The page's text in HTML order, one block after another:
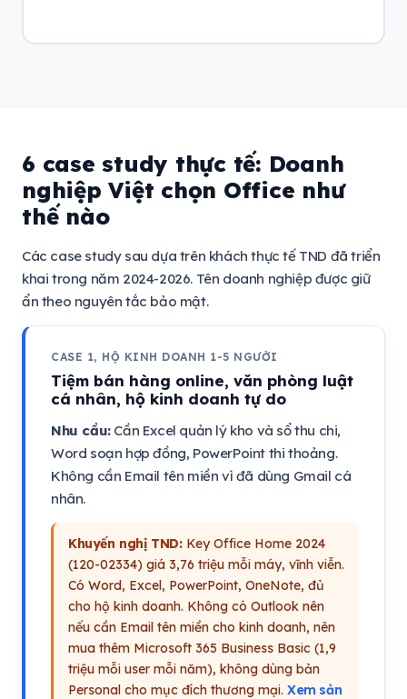
6 case study thực tế: Doanh
nghiệp Việt chọn Office như
thế nào
Các case study sau dựa trên khách thực tế TND đã triển
khai trong năm 2024-2026. Tên doanh nghiệp được giữ
ẩn theo nguyên tắc bảo mật.
CASE 1, HỘ KINH DOANH 1-5 NGƯỜI
Tiệm bán hàng online, văn phòng luật
cá nhân, hộ kinh doanh tự do
Nhu cầu:Cần Excel quản lý kho và sổ thu chi,
Word soạn hợp đồng, PowerPoint thi thoảng.
Không cần Email tên miền vì đã dùng Gmail cá
nhân.
Khuyến nghị TND:Key Office Home 2024
(120-02334) giá 3,76 triệu mỗi máy, vĩnh viễn.
Có Word, Excel, PowerPoint, OneNote, đủ
cho hộ kinh doanh. Không có Outlook nên
nếu cần Email tên miền cho kinh doanh, nên
mua thêm Microsoft 365 Business Basic (1,9
triệu mỗi user mỗi năm), không dùng bản
Personal cho mục đích thương mại. Xem sản